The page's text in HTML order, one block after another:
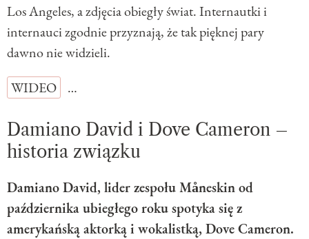
Los Angeles, a zdjęcia obiegły świat. Internautki i
internauci zgodnie przyznają, że tak pięknej pary
dawno nie widzieli.
WIDEO
…
Damiano David i Dove Cameron –
historia związku
Damiano David, lider zespołu Måneskin od
października ubiegłego roku spotyka się z
amerykańską aktorką i wokalistką, Dove Cameron.